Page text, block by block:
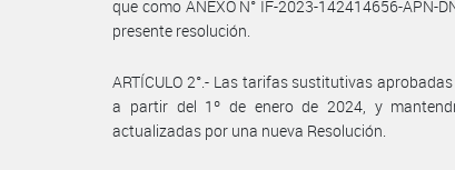
que como ANEXO N° IF-2023-142414656-APN-
presente resolución.
ARTÍCULO 2°.- Las tarifas sustitutivas
a partir del 1º de enero de 2024, y
actualizadas por una nueva Resolución.